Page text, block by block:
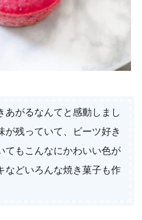
あがるなんてと感動しまし
が残っていて、ビーツ好き
てもこんなにかわいい色が
などいろんな焼き菓子も作